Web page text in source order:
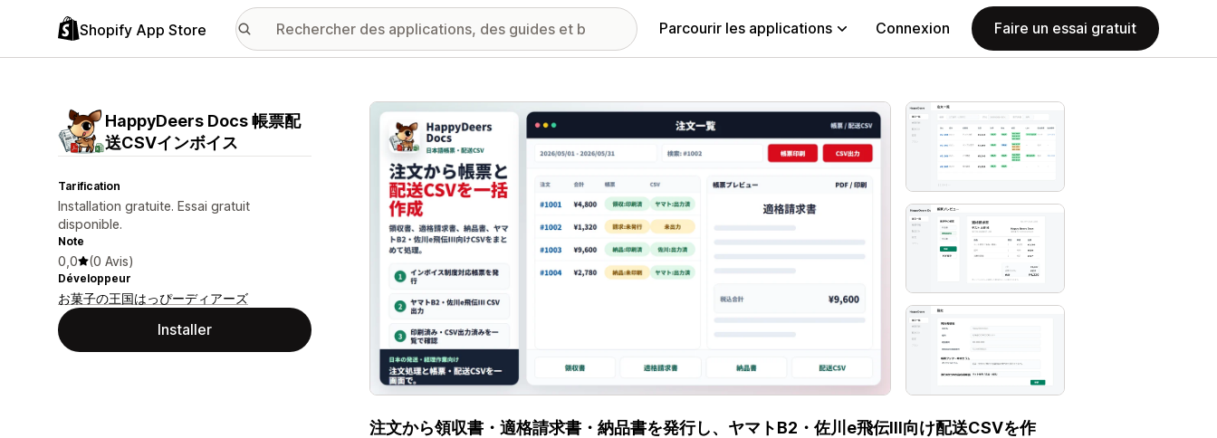
Shopify App Store Parcourir les applications Connexion Faire un essai gratuit
HappyDeers Docs 帳票配
送CSVインボイス
Tarification
Installation gratuite. Essai gratuit
disponible.
Note
0,0 (0 Avis)
Développeur
お菓子の王国はっぴーディアーズ
Installer
Galerie d’images vedette
注文から領収書・適格請求書・納品書を発行し、ヤマトB2・佐川e飛伝III向け配送CSVを作